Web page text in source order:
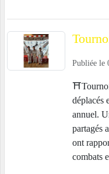
Publiée le
⛩Tournoi
déplacés
annuel.
partagés
ont
combats